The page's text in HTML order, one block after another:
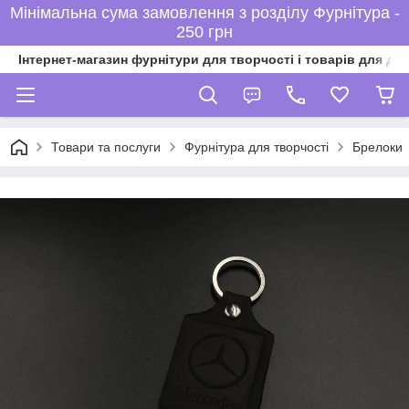
Мінімальна сума замовлення з розділу Фурнітура -
250 грн
Інтернет-магазин фурнітури для творчості і товарів для
Товари та послуги Фурнітура для творчості Брелоки